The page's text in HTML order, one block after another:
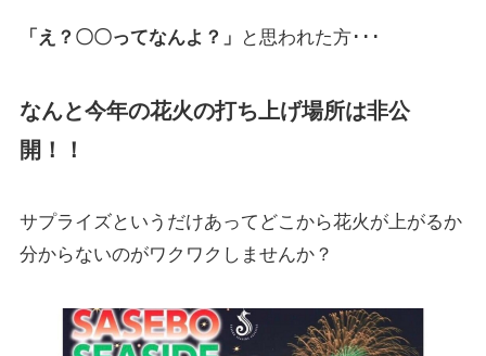
「え？〇〇ってなんよ？」 と思われた方･･･
なんと今年の花火の打ち上げ場所は非公
開！！
サプライズというだけあってどこから花火が上がるか
分からないのがワクワクしませんか？